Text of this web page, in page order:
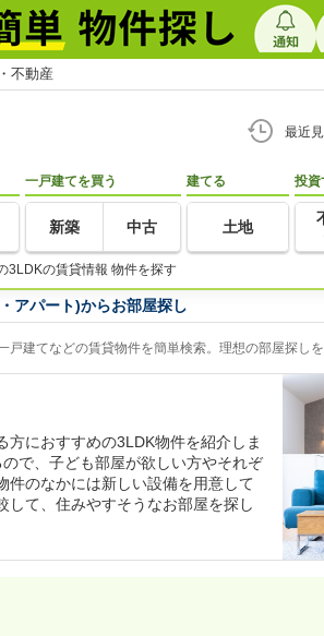
不動産
最近
一戸建てを買う
新築 中古
建てる
土地
投資
3LDKの賃貸情報 物件を探す
アパート)からお部屋探し
建てなどの賃貸物件を簡単検索。理想の部屋探し
におすすめの3LDK物件を紹介しま
で、子ども部屋が欲しい方やそれぞ
件のなかには新しい設備を用意して
して、住みやすそうなお部屋を探し